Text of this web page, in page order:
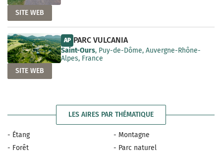
SITE WEB
AP PARC VULCANIA
Saint-Ours, Puy-de-Dôme, Auvergne-Rhône-
Alpes, France
SITE WEB
LES AIRES PAR THÉMATIQUE
- Étang
- Forêt
- Montagne
- Parc naturel